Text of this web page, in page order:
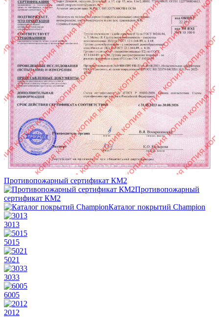
Противопожарный сертификат КМ2
Противопожарный
сертификат КМ2
Каталог покрытий Champion
3013
5015
5021
3033
6005
2012